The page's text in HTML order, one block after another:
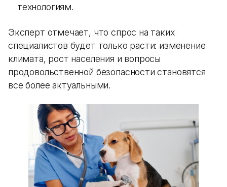
технологиям.
Эксперт отмечает, что спрос на таких
специалистов будет только расти: изменение
климата, рост населения и вопросы
продовольственной безопасности становятся
все более актуальными.